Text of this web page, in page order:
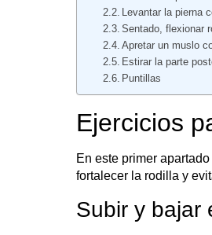
Levantar la pierna
Sentado, flexionar
Apretar un muslo
Estirar la parte
Puntillas
Ejercicios
En este primer
fortalecer la rodilla y
Subir y bajar